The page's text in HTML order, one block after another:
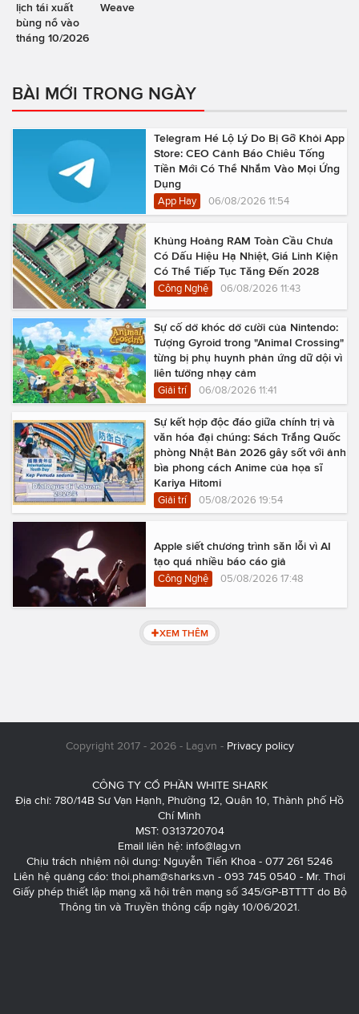
lịch tái xuất
bùng nổ vào
tháng 10/2026
Weave
BÀI MỚI TRONG NGÀY
Telegram Hé Lộ Lý Do Bị Gỡ Khỏi App
Store: CEO Cảnh Báo Chiêu Tống
Tiền Mới Có Thể Nhắm Vào Mọi Ứng
Dụng
App Hay 06/08/2026 11:54
Khủng Hoảng RAM Toàn Cầu Chưa
Có Dấu Hiệu Hạ Nhiệt, Giá Linh Kiện
Có Thể Tiếp Tục Tăng Đến 2028
Công Nghệ 06/08/2026 11:43
Sự cố dở khóc dở cười của Nintendo:
Tượng Gyroid trong "Animal Crossing"
từng bị phụ huynh phản ứng dữ dội vì
liên tưởng nhạy cảm
Giải trí 06/08/2026 11:41
Sự kết hợp độc đáo giữa chính trị và
văn hóa đại chúng: Sách Trắng Quốc
phòng Nhật Bản 2026 gây sốt với ảnh
bìa phong cách Anime của họa sĩ
Kariya Hitomi
Giải trí 05/08/2026 19:54
Apple siết chương trình săn lỗi vì AI
tạo quá nhiều báo cáo giả
Công Nghệ 05/08/2026 17:48
XEM THÊM
Copyright 2017 - 2026 - Lag.vn - Privacy policy
CÔNG TY CỔ PHẦN WHITE SHARK
Địa chỉ: 780/14B Sư Vạn Hạnh, Phường 12, Quận 10, Thành phố Hồ
Chí Minh
MST: 0313720704
Email liên hệ: info@lag.vn
Chịu trách nhiệm nội dung: Nguyễn Tiến Khoa - 077 261 5246
Liên hệ quảng cáo: thoi.pham@sharks.vn - 093 745 0540 - Mr. Thơi
Giấy phép thiết lập mạng xã hội trên mạng số 345/GP-BTTTT do Bộ
Thông tin và Truyền thông cấp ngày 10/06/2021.